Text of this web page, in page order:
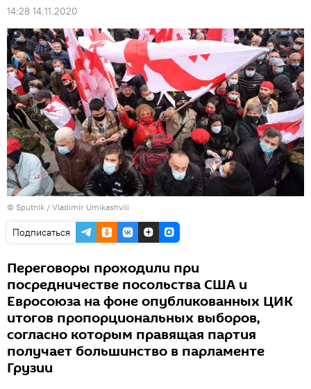
14:28 14.11.2020
© Sputnik / Vladimir Umikashvili
Подписаться
Переговоры проходили при
посредничестве посольства США и
Евросоюза на фоне опубликованных ЦИК
итогов пропорциональных выборов,
согласно которым правящая партия
получает большинство в парламенте
Грузии